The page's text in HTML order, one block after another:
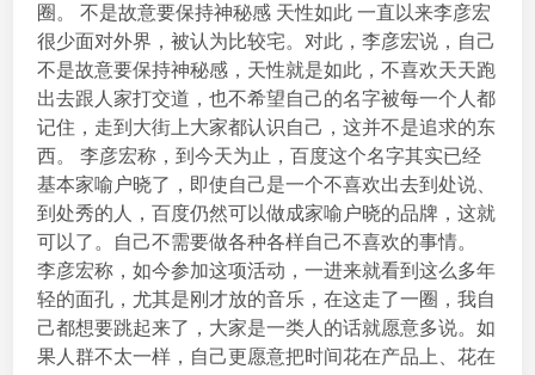
圈。 不是故意要保持神秘感 天性如此 一直以来李彦宏
很少面对外界，被认为比较宅。对此，李彦宏说，自己
不是故意要保持神秘感，天性就是如此，不喜欢天天跑
出去跟人家打交道，也不希望自己的名字被每一个人都
记住，走到大街上大家都认识自己，这并不是追求的东
西。 李彦宏称，到今天为止，百度这个名字其实已经
基本家喻户晓了，即使自己是一个不喜欢出去到处说、
到处秀的人，百度仍然可以做成家喻户晓的品牌，这就
可以了。自己不需要做各种各样自己不喜欢的事情。
李彦宏称，如今参加这项活动，一进来就看到这么多年
轻的面孔，尤其是刚才放的音乐，在这走了一圈，我自
己都想要跳起来了，大家是一类人的话就愿意多说。如
果人群不太一样，自己更愿意把时间花在产品上、花在